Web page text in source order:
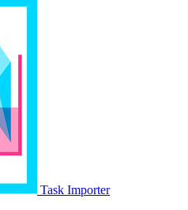
Task Importer